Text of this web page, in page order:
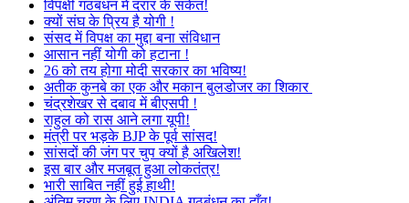
विपक्षी गठबंधन में दरार के संकेत!
क्यों संघ के प्रिय है योगी !
संसद में विपक्ष का मुद्दा बना संविधान
आसान नहीं योगी को हटाना !
26 को तय होगा मोदी सरकार का भविष्य!
अतीक कुनबे का एक और मकान बुलडोजर का शिकार
चंद्रशेखर से दबाव में बीएसपी !
राहुल को रास आने लगा यूपी!
मंत्री पर भड़के BJP के पूर्व सांसद!
सांसदों की जंग पर चुप क्यों है अखिलेश!
इस बार और मजबूत हुआ लोकतंत्र!
भारी साबित नहीं हुई हाथी!